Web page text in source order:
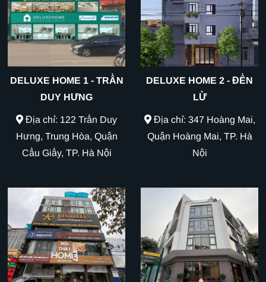
DELUXE HOME 1 - TRẦN
DUY HƯNG
Địa chỉ: 122 Trần Duy
Hưng, Trung Hòa, Quận
Cầu Giấy, TP. Hà Nội
DELUXE HOME 2 - ĐỀN
LỪ
Địa chỉ: 347 Hoàng Mai,
Quận Hoàng Mai, TP. Hà
Nội